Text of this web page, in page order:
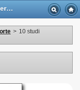
10 studi progressivi per pianoforte - Casa Musicale Eco
> 10 studi